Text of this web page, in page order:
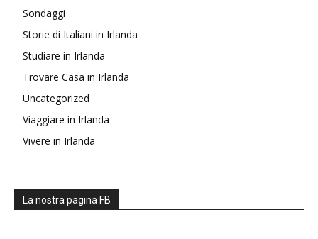
Sondaggi
Storie di Italiani in Irlanda
Studiare in Irlanda
Trovare Casa in Irlanda
Uncategorized
Viaggiare in Irlanda
Vivere in Irlanda
La nostra pagina FB